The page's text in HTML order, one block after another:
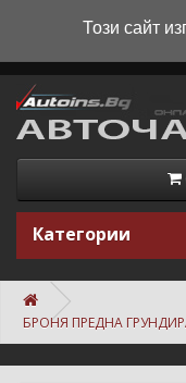
Категории
БРОНЯ ПРЕДНА
Този сайт